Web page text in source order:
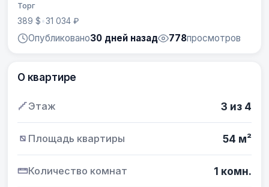
Торг
389 $•31 034 ₽
Опубликовано30 дней назад 778просмотров
О квартире
Этаж 3 из 4
Площадь квартиры 54 м²
Количество комнат 1 комн.